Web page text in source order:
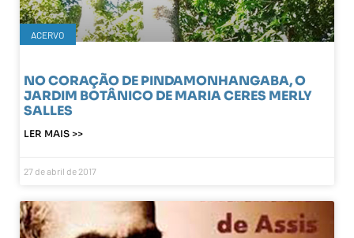
ACERVO
NO CORAÇÃO DE PINDAMONHANGABA, O
JARDIM BOTÂNICO DE MARIA CERES MERLY
SALLES
LER MAIS >>
27 de abril de 2017